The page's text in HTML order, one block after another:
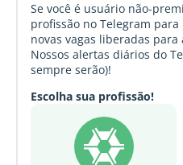
Se você é usuário não-
profissão no Telegram
novas vagas liberadas
Nossos alertas diários do
sempre serão)!
Escolha sua profissão!